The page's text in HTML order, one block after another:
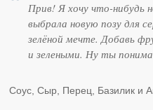
Прив! Я хочу что-нибудь
выбрала новую позу для
зелёной мечте. Добавь
и зелеными. Ну ты
Соус, Сыр, Перец, Базилик и